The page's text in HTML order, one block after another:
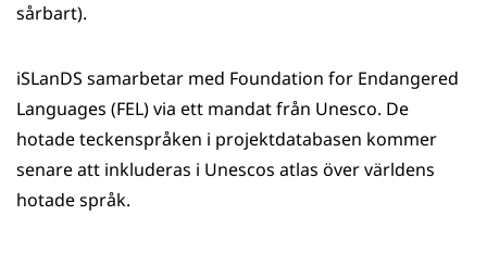
sårbart).
iSLanDS samarbetar med Foundation for Endangered
Languages (FEL) via ett mandat från Unesco. De
hotade teckenspråken i projektdatabasen kommer
senare att inkluderas i Unescos atlas över världens
hotade språk.